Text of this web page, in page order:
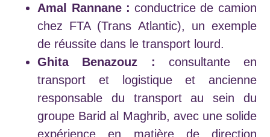
Amal Rannane :conductrice de camion
chez FTA (Trans Atlantic), un exemple
de réussite dans le transport lourd.
Ghita Benazouz : consultante en
transport et logistique et ancienne
responsable du transport au sein du
groupe Barid al Maghrib, avec une solide
expérience en matière de direction